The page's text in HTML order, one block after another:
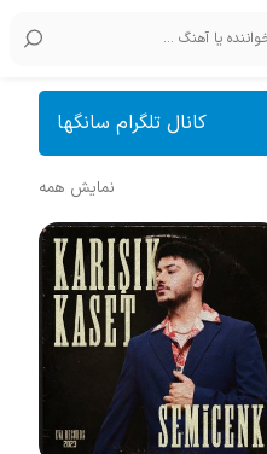
کانال تلگرام سانگها
نمایش همه